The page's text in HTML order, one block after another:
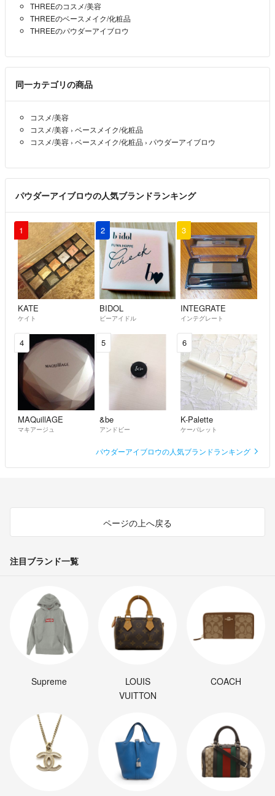
☆いいねをして下さっている最中でも、
当方の都合により、商品の削除や再出品を
する場合があります。申し訳ありません。
その他、コメントのやり取りでマナーに
かける方や、こちらが不安になるような方の
場合は、返信しかねる場合があります。
子供が居ますので、返信や発送に
お時間を頂く時もあると思いますが、
迅速に対応出来るようにしてまいります。
THREEのコスメ/美容
THREEのベースメイク/化粧品
THREEのパウダーアイブロウ
同一カテゴリの商品
コスメ/美容
コスメ/美容 › ベースメイク/化粧品
コスメ/美容 › ベースメイク/化粧品 › パウダーアイブロウ
パウダーアイブロウの人気ブランドランキング
1
KATE
ケイト
2
BIDOL
ビーアイドル
3
INTEGRATE
インテグレート
4
MAQuillAGE
マキアージュ
5
&be
アンドビー
6
K-Palette
ケーパレット
パウダーアイブロウの人気ブランドランキング
ページの上へ戻る
注目ブランド一覧
Supreme
LOUIS
VUITTON
COACH